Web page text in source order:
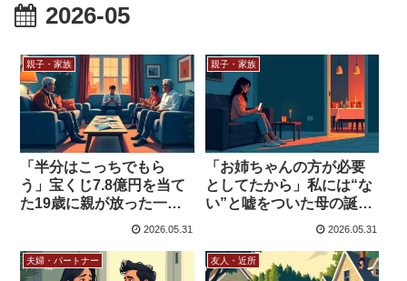
2026-05
親子・家族
「半分はこっちでもら
う」宝くじ7.8億円を当て
た19歳に親が放った一
言、海外の判定は…
2026.05.31
親子・家族
「お姉ちゃんの方が必要
としてたから」私には“な
い”と嘘をついた母の誕生
2026.05.31
夫婦・パートナー 友人・近所